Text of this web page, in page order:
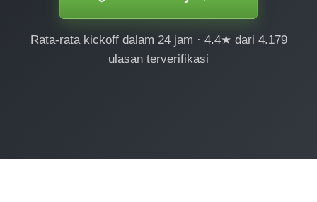
Rata-rata kickoff dalam 24 jam · 4.4★ dari 4.179
ulasan terverifikasi